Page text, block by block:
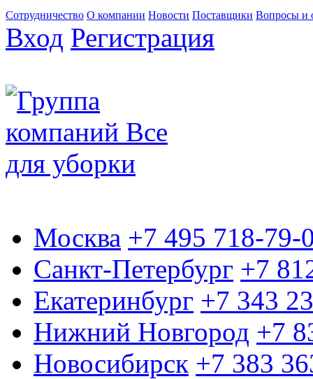
Сотрудничество О компании Новости Поставщики Вопросы и
Вход Регистрация
Москва +7 495 718-79-
Санкт-Петербург +7
Екатеринбург +7 343
Нижний Новгород +7
Новосибирск +7 383